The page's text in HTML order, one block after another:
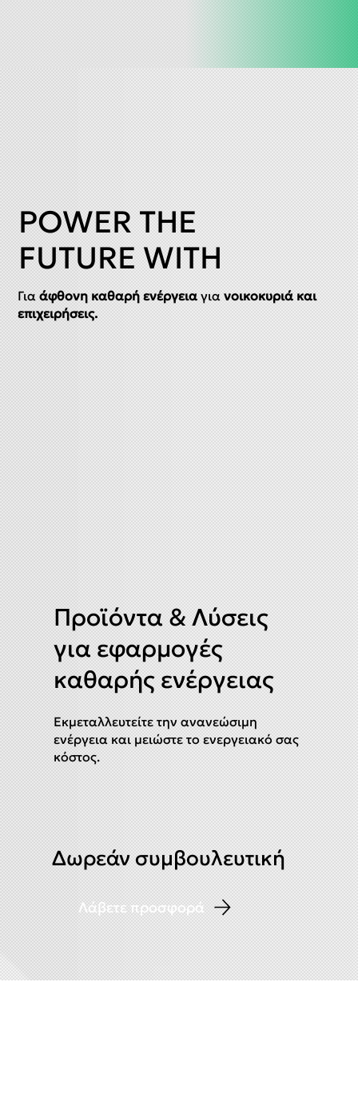
POWER THE
FUTURE WITH
Προϊόντα & Λύσεις
για εφαρμογές
καθαρής ενέργειας
Εκμεταλλευτείτε την ανανεώσιμη
ενέργεια και μειώστε το ενεργειακό σας
κόστος.
Δωρεάν συμβουλευτική
Λάβετε προσφορά
Γιαάφθονη καθαρή ενέργειαγιανοικοκυριά και
επιχειρήσεις.